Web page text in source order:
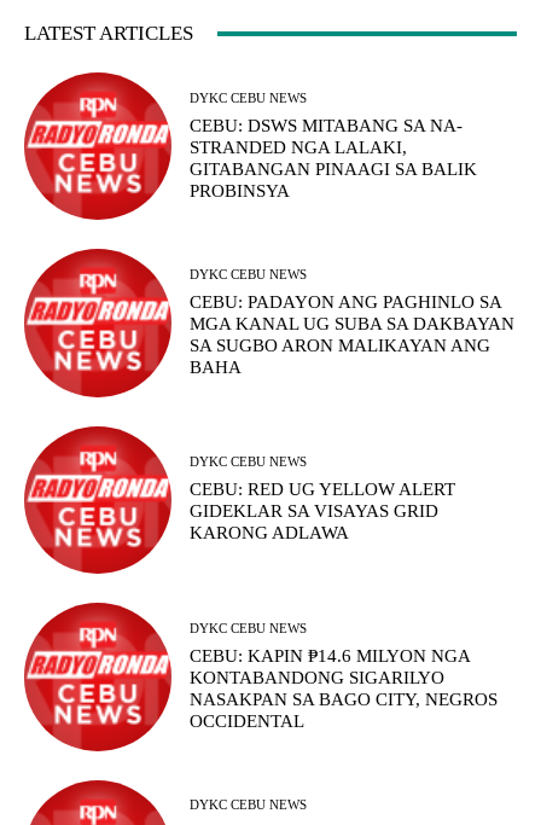
LATEST ARTICLES
DYKC CEBU NEWS
CEBU: DSWS MITABANG SA NA-
STRANDED NGA LALAKI,
GITABANGAN PINAAGI SA BALIK
PROBINSYA
DYKC CEBU NEWS
CEBU: PADAYON ANG PAGHINLO SA
MGA KANAL UG SUBA SA DAKBAYAN
SA SUGBO ARON MALIKAYAN ANG
BAHA
DYKC CEBU NEWS
CEBU: RED UG YELLOW ALERT
GIDEKLAR SA VISAYAS GRID
KARONG ADLAWA
DYKC CEBU NEWS
CEBU: KAPIN ₱14.6 MILYON NGA
KONTABANDONG SIGARILYO
NASAKPAN SA BAGO CITY, NEGROS
OCCIDENTAL
DYKC CEBU NEWS